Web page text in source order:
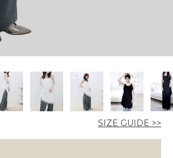
表示しないSIZE GUIDE >>